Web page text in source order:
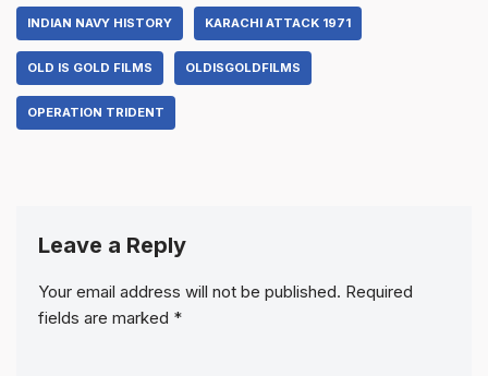
INDIAN NAVY HISTORY KARACHI ATTACK 1971
OLD IS GOLD FILMS OLDISGOLDFILMS
OPERATION TRIDENT
Leave a Reply
Your email address will not be published. Required
fields are marked *